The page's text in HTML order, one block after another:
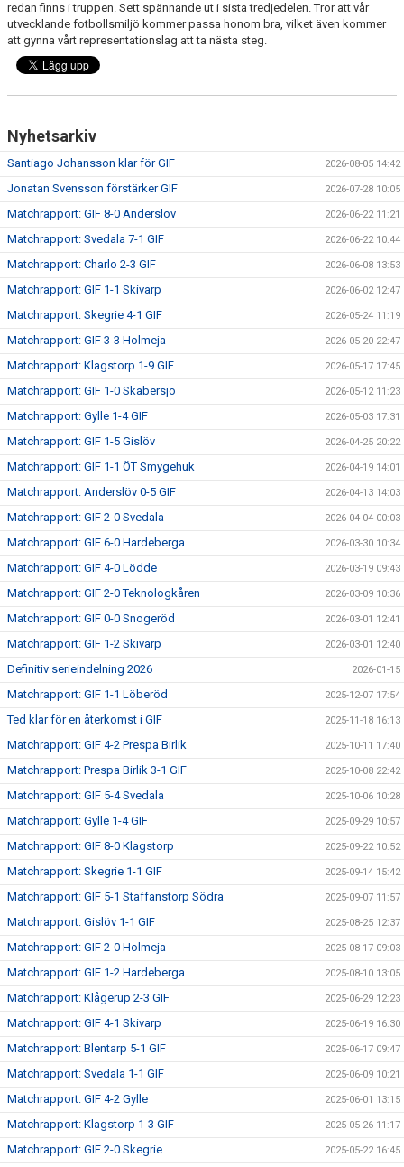
redan finns i truppen. Sett spännande ut i sista tredjedelen. Tror att vår
utvecklande fotbollsmiljö kommer passa honom bra, vilket även kommer
att gynna vårt representationslag att ta nästa steg.
Nyhetsarkiv
Santiago Johansson klar för GIF 2026-08-05 14:42
Jonatan Svensson förstärker GIF 2026-07-28 10:05
Matchrapport: GIF 8-0 Anderslöv 2026-06-22 11:21
Matchrapport: Svedala 7-1 GIF 2026-06-22 10:44
Matchrapport: Charlo 2-3 GIF 2026-06-08 13:53
Matchrapport: GIF 1-1 Skivarp 2026-06-02 12:47
Matchrapport: Skegrie 4-1 GIF 2026-05-24 11:19
Matchrapport: GIF 3-3 Holmeja 2026-05-20 22:47
Matchrapport: Klagstorp 1-9 GIF 2026-05-17 17:45
Matchrapport: GIF 1-0 Skabersjö 2026-05-12 11:23
Matchrapport: Gylle 1-4 GIF 2026-05-03 17:31
Matchrapport: GIF 1-5 Gislöv 2026-04-25 20:22
Matchrapport: GIF 1-1 ÖT Smygehuk 2026-04-19 14:01
Matchrapport: Anderslöv 0-5 GIF 2026-04-13 14:03
Matchrapport: GIF 2-0 Svedala 2026-04-04 00:03
Matchrapport: GIF 6-0 Hardeberga 2026-03-30 10:34
Matchrapport: GIF 4-0 Lödde 2026-03-19 09:43
Matchrapport: GIF 2-0 Teknologkåren 2026-03-09 10:36
Matchrapport: GIF 0-0 Snogeröd 2026-03-01 12:41
Matchrapport: GIF 1-2 Skivarp 2026-03-01 12:40
Definitiv serieindelning 2026 2026-01-15
Matchrapport: GIF 1-1 Löberöd 2025-12-07 17:54
Ted klar för en återkomst i GIF 2025-11-18 16:13
Matchrapport: GIF 4-2 Prespa Birlik 2025-10-11 17:40
Matchrapport: Prespa Birlik 3-1 GIF 2025-10-08 22:42
Matchrapport: GIF 5-4 Svedala 2025-10-06 10:28
Matchrapport: Gylle 1-4 GIF 2025-09-29 10:57
Matchrapport: GIF 8-0 Klagstorp 2025-09-22 10:52
Matchrapport: Skegrie 1-1 GIF 2025-09-14 15:42
Matchrapport: GIF 5-1 Staffanstorp Södra 2025-09-07 11:57
Matchrapport: Gislöv 1-1 GIF 2025-08-25 12:37
Matchrapport: GIF 2-0 Holmeja 2025-08-17 09:03
Matchrapport: GIF 1-2 Hardeberga 2025-08-10 13:05
Matchrapport: Klågerup 2-3 GIF 2025-06-29 12:23
Matchrapport: GIF 4-1 Skivarp 2025-06-19 16:30
Matchrapport: Blentarp 5-1 GIF 2025-06-17 09:47
Matchrapport: Svedala 1-1 GIF 2025-06-09 10:21
Matchrapport: GIF 4-2 Gylle 2025-06-01 13:15
Matchrapport: Klagstorp 1-3 GIF 2025-05-26 11:17
Matchrapport: GIF 2-0 Skegrie 2025-05-22 16:45